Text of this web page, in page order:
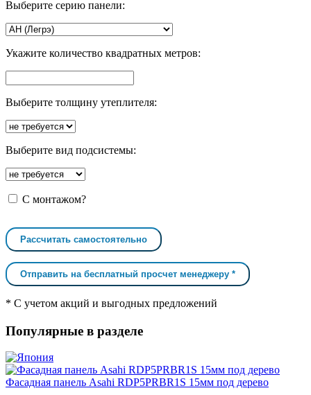
Выберите серию панели:
Укажите количество квадратных метров:
Выберите толщину утеплителя:
Выберите вид подсистемы:
С монтажом?
Рассчитать самостоятельно
Отправить на бесплатный просчет менеджеру *
* С учетом акций и выгодных предложений
Популярные в разделе
Фасадная панель Asahi RDP5PRBR1S 15мм под дерево